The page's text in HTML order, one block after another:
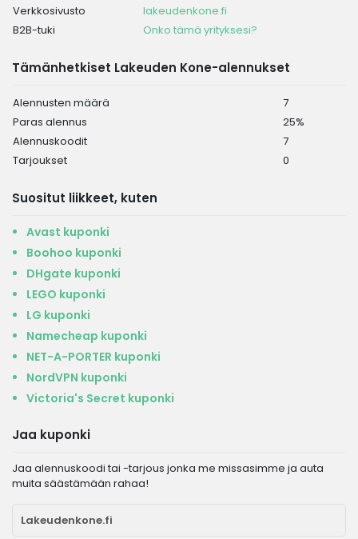
Verkkosivusto
lakeudenkone.fi
B2B-tuki
Onko tämä yrityksesi?
Tämänhetkiset Lakeuden Kone-alennukset
Alennusten määrä
7
Paras alennus
25%
Alennuskoodit
7
Tarjoukset
0
Suositut liikkeet, kuten
Avast kuponki
Boohoo kuponki
DHgate kuponki
LEGO kuponki
LG kuponki
Namecheap kuponki
NET-A-PORTER kuponki
NordVPN kuponki
Victoria's Secret kuponki
Jaa kuponki
Jaa alennuskoodi tai -tarjous jonka me missasimme ja auta
muita säästämään rahaa!